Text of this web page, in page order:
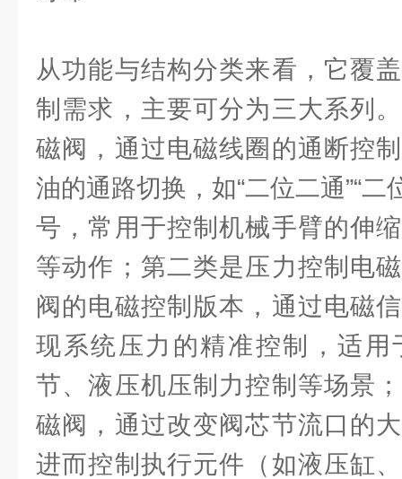
从功能与结构分类来看，它覆
制需求，主要可分为三大系列
磁阀，通过电磁线圈的通断控
油的通路切换，如“二位二通”“二
号，常用于控制机械手臂的伸
等动作；第二类是压力控制电
阀的电磁控制版本，通过电磁
现系统压力的精准控制，适用
节、液压机压制力控制等场景
磁阀，通过改变阀芯节流口的
进而控制执行元件（如液压缸